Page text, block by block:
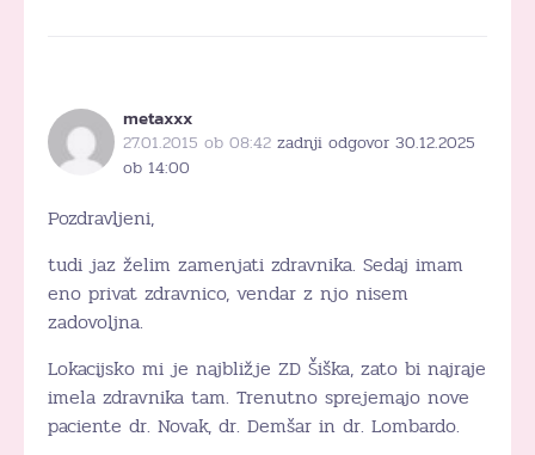
metaxxx
27.01.2015 ob 08:42 zadnji odgovor 30.12.2025
ob 14:00
Pozdravljeni,
tudi jaz želim zamenjati zdravnika. Sedaj imam
eno privat zdravnico, vendar z njo nisem
zadovoljna.
Lokacijsko mi je najbližje ZD Šiška, zato bi najraje
imela zdravnika tam. Trenutno sprejemajo nove
paciente dr. Novak, dr. Demšar in dr. Lombardo.